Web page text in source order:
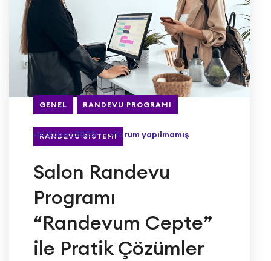
GENEL RANDEVU PROGRAMI
RANDEVU SISTEMI
-14 Şubat 2025 -Yorum yapılmamış
Salon Randevu
Programı
“Randevum Cepte”
ile Pratik Çözümler